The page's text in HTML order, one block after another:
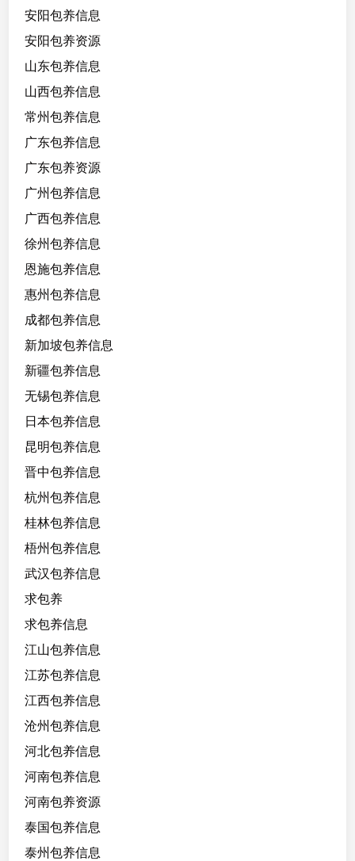
安阳包养信息
安阳包养资源
山东包养信息
山西包养信息
常州包养信息
广东包养信息
广东包养资源
广州包养信息
广西包养信息
徐州包养信息
恩施包养信息
惠州包养信息
成都包养信息
新加坡包养信息
新疆包养信息
无锡包养信息
日本包养信息
昆明包养信息
晋中包养信息
杭州包养信息
桂林包养信息
梧州包养信息
武汉包养信息
求包养
求包养信息
江山包养信息
江苏包养信息
江西包养信息
沧州包养信息
河北包养信息
河南包养信息
河南包养资源
泰国包养信息
泰州包养信息